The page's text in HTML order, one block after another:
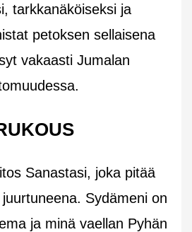
tarkkanäköiseksi ja
petoksen sellaisena
vakaasti Jumalan
Sanastasi, joka pitää
Sydämeni on
ja minä vaellan Pyhän